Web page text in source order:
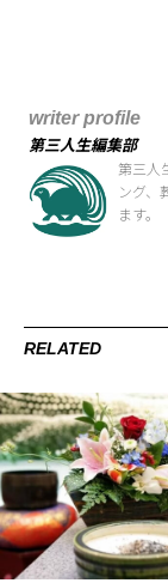
writer profile
第三人生編集部
第三人
ング、
ます。
RELATED